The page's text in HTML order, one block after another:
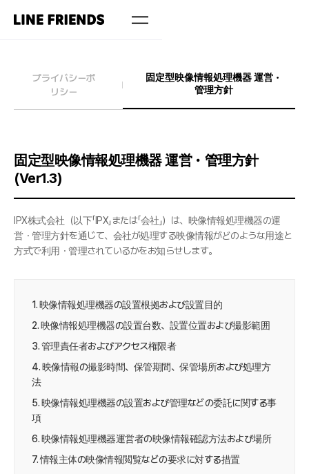
プライバシーポ
リシー
固定型映像情報処理機器 運営・
管理方針
固定型映像情報処理機器 運営・管理方針
(Ver1.3)
IPX株式会社（以下「IPX」または「会社」）は、映像情報処理機器の運
営・管理方針を通じて、会社が処理する映像情報がどのような用途と
方式で利用・管理されているかをお知らせします。
1. 映像情報処理機器の設置根拠および設置目的
2. 映像情報処理機器の設置台数、設置位置および撮影範囲
3. 管理責任者およびアクセス権限者
4. 映像情報の撮影時間、保管期間、保管場所および処理方
法
5. 映像情報処理機器の設置および管理などの委託に関する事
項
6. 映像情報処理機器運営者の映像情報確認方法および場所
7. 情報主体の映像情報閲覧などの要求に対する措置